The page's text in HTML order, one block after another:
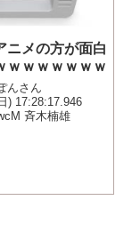
ニメの方が面白
ｗｗｗｗｗｗｗ
んさん
) 17:28:17.946
斉木楠雄